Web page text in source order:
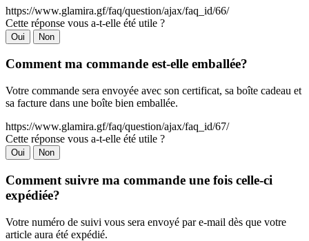
https://www.glamira.gf/faq/question/ajax/faq_id/66/
Cette réponse vous a-t-elle été utile ?
Oui Non
Comment ma commande est-elle emballée?
Votre commande sera envoyée avec son certificat, sa boîte cadeau et
sa facture dans une boîte bien emballée.
https://www.glamira.gf/faq/question/ajax/faq_id/67/
Cette réponse vous a-t-elle été utile ?
Oui Non
Comment suivre ma commande une fois celle-ci
expédiée?
Votre numéro de suivi vous sera envoyé par e-mail dès que votre
article aura été expédié.